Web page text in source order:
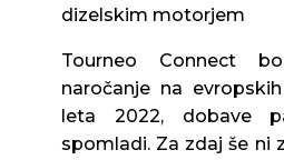
dizelskim motorjem
Tourneo Connect
naročanje na
leta 2022, dobave
spomladi. Za zdaj še ni